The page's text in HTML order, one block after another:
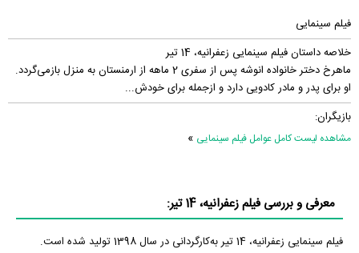
فیلم سینمایی
خلاصه داستان فیلم سینمایی زعفرانیه، 14 تیر
ماهرخ دختر خانواده انوشه پس از سفری 2 ماهه از ارمنستان به منزل بازمی‌گردد.
او برای پدر و مادر کادویی دارد و ازجمله برای خودش...
بازیگران:
مشاهده لیست کامل عوامل فیلم سینمایی »
معرفی و بررسی فیلم زعفرانیه، 14 تیر:
فیلم سینمایی زعفرانیه، 14 تیر به‌کارگردانی در سال 1398 تولید شده است.